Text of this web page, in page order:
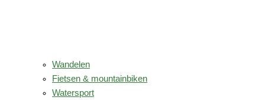
Wandelen
Fietsen & mountainbiken
Watersport